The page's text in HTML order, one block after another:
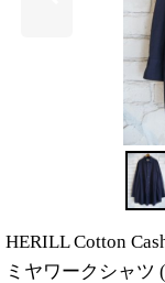
HERILL Cotton
ミヤワークシャツ